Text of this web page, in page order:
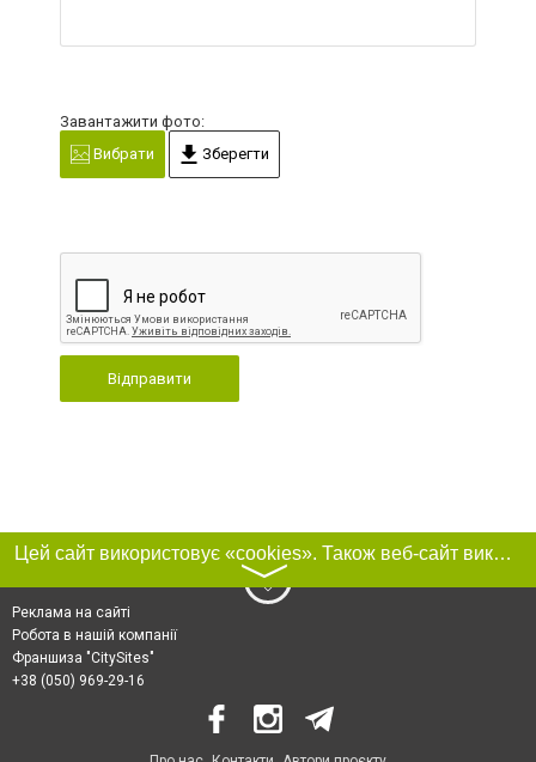
Завантажити фото:
Вибрати
Зберегти
Відправити
Цей сайт використовує «cookies». Також веб-сайт використовує інтернет-сервіс для збору технічних даних стосовно відвідувачів з метою отримання маркетингової та статистичної інформації. Умови обробки даних відвідувачів сайту див.
〉
Реклама на сайті
Робота в нашій компанії
Франшиза "CitySites"
+38 (050) 969-29-16